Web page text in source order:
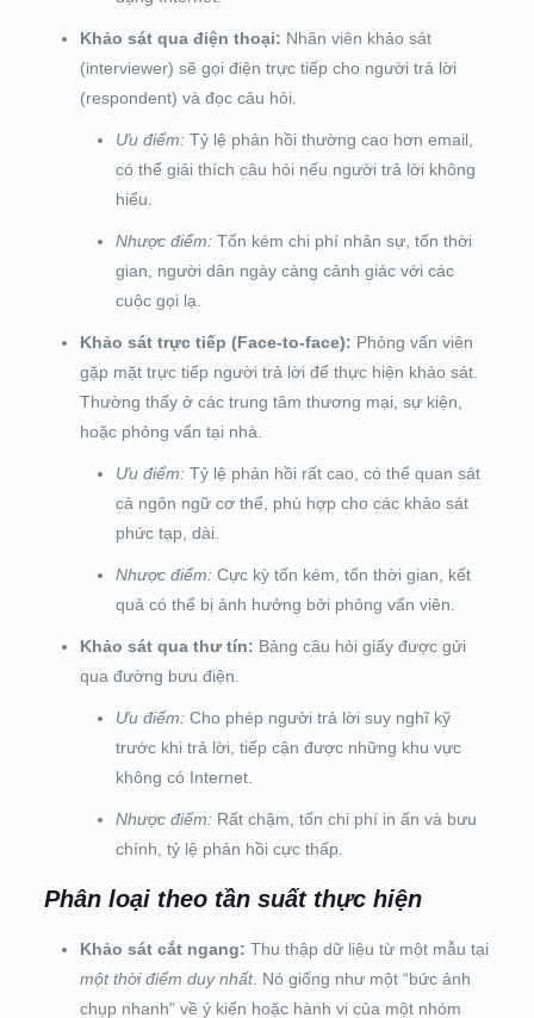
Khảo sát qua điện thoại: Nhân viên khảo sát
(interviewer) sẽ gọi điện trực tiếp cho người trả lời
(respondent) và đọc câu hỏi.
Ưu điểm:Tỷ lệ phản hồi thường cao hơn email,
có thể giải thích câu hỏi nếu người trả lời không
hiểu.
Nhược điểm:Tốn kém chi phí nhân sự, tốn thời
gian, người dân ngày càng cảnh giác với các
cuộc gọi lạ.
Khảo sát trực tiếp (Face-to-face): Phỏng vấn viên
gặp mặt trực tiếp người trả lời để thực hiện khảo sát.
Thường thấy ở các trung tâm thương mại, sự kiện,
hoặc phỏng vấn tại nhà.
Ưu điểm:Tỷ lệ phản hồi rất cao, có thể quan sát
cả ngôn ngữ cơ thể, phù hợp cho các khảo sát
phức tạp, dài.
Nhược điểm:Cực kỳ tốn kém, tốn thời gian, kết
quả có thể bị ảnh hưởng bởi phỏng vấn viên.
Khảo sát qua thư tín: Bảng câu hỏi giấy được gửi
qua đường bưu điện.
Ưu điểm:Cho phép người trả lời suy nghĩ kỹ
trước khi trả lời, tiếp cận được những khu vực
không có Internet.
Nhược điểm:Rất chậm, tốn chi phí in ấn và bưu
chính, tỷ lệ phản hồi cực thấp.
Phân loại theo tần suất thực hiện
Khảo sát cắt ngang: Thu thập dữ liệu từ một mẫu tại
một thời điểm duy nhất. Nó giống như một “bức ảnh
chụp nhanh” về ý kiến hoặc hành vi của một nhóm